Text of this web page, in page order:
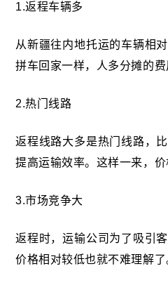
1.返程车辆多
从新疆往内地托运的车辆相
拼车回家一样，人多分摊的费
2.热门线路
返程线路大多是热门线路，
提高运输效率。这样一来，价
3.市场竞争大
返程时，运输公司为了吸引
价格相对较低也就不难理解了